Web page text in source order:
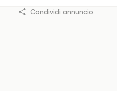
Condividi annuncio